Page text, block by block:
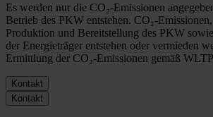
Es werden nur die CO₂-Emissionen
Betrieb des PKW entstehen. CO₂-
Produktion und Bereitstellung des PKW
der Energieträger entstehen oder vermieden
Ermittlung der CO₂-Emissionen gemäß
Kontakt
Kontakt